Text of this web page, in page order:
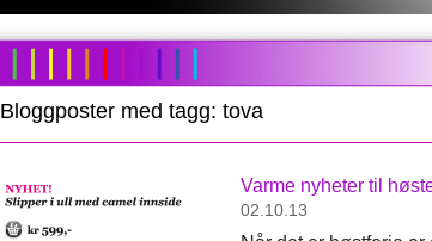
Bloggposter med tagg: tova
Varme nyheter til
02.10.13